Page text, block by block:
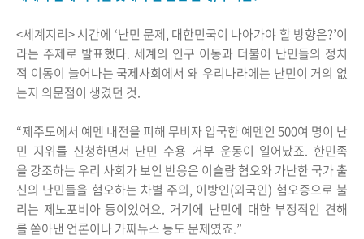
<세계지리> 시간에 ‘난민 문제, 대한민국이 나아가야 할 방향은?’이
라는 주제로 발표했다. 세계의 인구 이동과 더불어 난민들의 정치
적 이동이 늘어나는 국제사회에서 왜 우리나라에는 난민이 거의 없
는지 의문점이 생겼던 것.
“제주도에서 예멘 내전을 피해 무비자 입국한 예멘인 500여 명이 난
민 지위를 신청하면서 난민 수용 거부 운동이 일어났죠. 한민족
을 강조하는 우리 사회가 보인 반응은 이슬람 혐오와 가난한 국가 출
신의 난민들을 혐오하는 차별 주의, 이방인(외국인) 혐오증으로 불
리는 제노포비아 등이었어요. 거기에 난민에 대한 부정적인 견해
를 쏟아낸 언론이나 가짜뉴스 등도 문제였죠.”